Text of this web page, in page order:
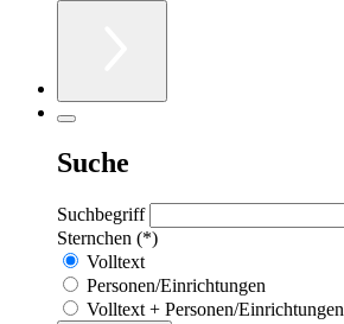
Suche
Suchbegriff
Sternchen (*)
Volltext
Personen/Einrichtungen
Volltext + Personen/Einrichtungen